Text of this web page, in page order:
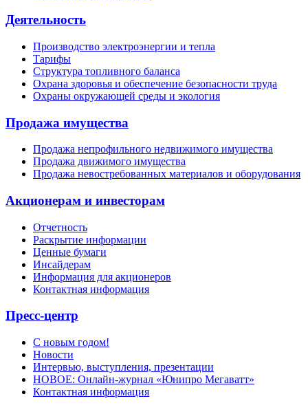
Деятельность
Производство электроэнергии и тепла
Тарифы
Структура топливного баланса
Охрана здоровья и обеспечение безопасности труда
Охраны окружающей среды и экология
Продажа имущества
Продажа непрофильного недвижимого имущества
Продажа движимого имущества
Продажа невостребованных материалов и оборудования
Акционерам и инвесторам
Отчетность
Раскрытие информации
Ценные бумаги
Инсайдерам
Информация для акционеров
Контактная информация
Пресс-центр
С новым годом!
Новости
Интервью, выступления, презентации
НОВОЕ: Онлайн-журнал «Юнипро Мегаватт»
Контактная информация